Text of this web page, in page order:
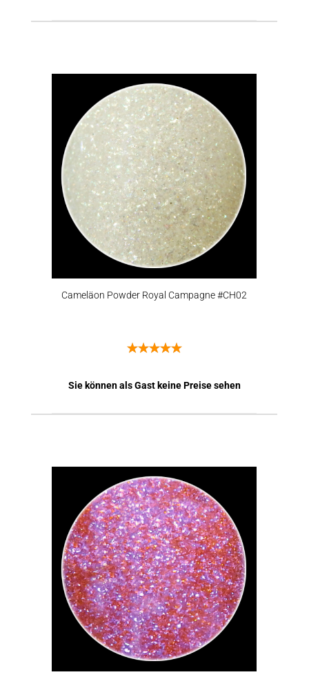
Cameläon Powder Royal Campagne #CH02
Sie können als Gast keine Preise sehen